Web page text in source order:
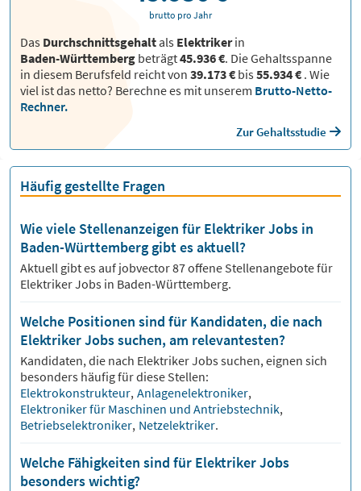
Das Durchschnittsgehaltals Elektrikerin
Baden-Württemberg beträgt45.936 €. Die Gehaltsspanne
in diesem Berufsfeld reicht von 39.173 € bis55.934 € . Wie
viel ist das netto? Berechne es mit unserem Brutto-Netto-
Rechner.
Zur Gehaltsstudie
brutto pro Jahr
Häufig gestellte Fragen
Wie viele Stellenanzeigen für Elektriker Jobs in
Baden-Württemberg gibt es aktuell?
Aktuell gibt es auf jobvector87offene Stellenangebote für
Elektriker Jobs in Baden-Württemberg.
Welche Positionen sind für Kandidaten, die nach
Elektriker Jobs suchen, am relevantesten?
Kandidaten, die nach ElektrikerJobs suchen, eignen sich
besonders häufig für diese Stellen:
Elektrokonstrukteur, Anlagenelektroniker,
Elektroniker für Maschinen und Antriebstechnik,
Betriebselektroniker, Netzelektriker.
Welche Fähigkeiten sind für Elektriker Jobs
besonders wichtig?